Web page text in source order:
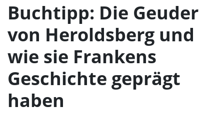
Buchtipp: Die Geuder
von Heroldsberg und
wie sie Frankens
Geschichte geprägt
haben